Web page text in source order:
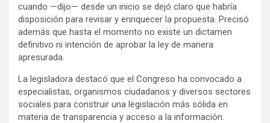
cuando —dijo— desde un inicio se dejó claro que habría
disposición para revisar y enriquecer la propuesta. Precisó
además que hasta el momento no existe un dictamen
definitivo ni intención de aprobar la ley de manera
apresurada.
La legisladora destacó que el Congreso ha convocado a
especialistas, organismos ciudadanos y diversos sectores
sociales para construir una legislación más sólida en
materia de transparencia y acceso a la información.